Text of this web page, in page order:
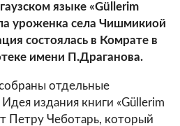
языке «Güllerim
уроженка села Чишмикиой
состоялась в Комрате в
имени П.Драганова.
отдельные
издания книги «Güllerim
Петру Чеботарь, который